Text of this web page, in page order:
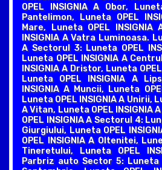
OPEL INSIGNIA A Obor,
Pantelimon, Luneta OPEL
Mare, Luneta OPEL INSIGNIA
INSIGNIA A Vatra Luminoasa.
A Sectorul 3: Luneta OPEL
Luneta OPEL INSIGNIA A
INSIGNIA A Dristor, Luneta
Luneta OPEL INSIGNIA A
INSIGNIA A Muncii, Luneta
Luneta OPEL INSIGNIA A Unirii,
A Vitan, Luneta OPEL INSIGNIA
OPEL INSIGNIA A Sectorul 4:
Giurgiului, Luneta OPEL
OPEL INSIGNIA A Oltenitei,
Tineretului, Luneta OPEL
Parbriz auto Sector 5: Luneta